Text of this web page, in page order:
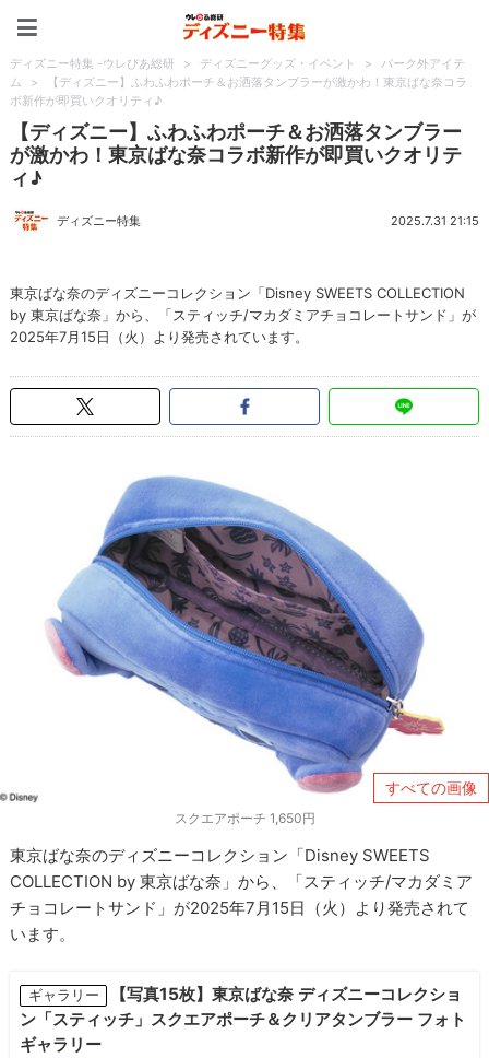
ディズニー特集 -ウレぴあ総研 > ディズニーグッズ・イベント >
パーク外アイテ
ム
>
【ディズニー】ふわふわポーチ＆お洒落タンブラーが激かわ！東京ばな奈コラ
ボ新作が即買いクオリティ♪
【ディズニー】ふわふわポーチ＆お洒落タンブラー
が激かわ！東京ばな奈コラボ新作が即買いクオリテ
ィ♪
ディズニー特集 2025.7.31 21:15
東京ばな奈のディズニーコレクション「Disney SWEETS COLLECTION
by 東京ばな奈」から、「スティッチ/マカダミアチョコレートサンド」が
2025年7月15日（火）より発売されています。
すべての画像
スクエアポーチ 1,650円
東京ばな奈のディズニーコレクション「Disney SWEETS
COLLECTION by 東京ばな奈」から、「スティッチ/マカダミア
チョコレートサンド」が2025年7月15日（火）より発売されて
います。
ギャラリー
【写真15枚】東京ばな奈 ディズニーコレクショ
ン「スティッチ」スクエアポーチ＆クリアタンブラー フォト
ギャラリー